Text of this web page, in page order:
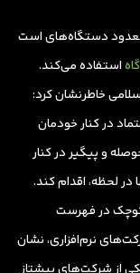
معدود دستگاه‌های است
استفاده می‌کند.
خاطرنشان کرد:
در کنار خودمان
و پیگیر در کنار
لحظه، اقدام کند.
مشتری بزرگ و کوچک در فهرست
نرم‌افزاری، نشان
از شرکت‌های پیشتاز